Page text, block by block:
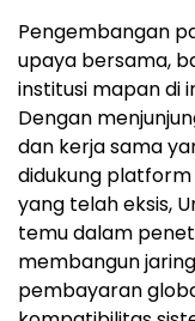
Pengembangan
upaya bersama,
institusi mapan di
Dengan
dan kerja sama
didukung
yang telah eksis,
temu dalam
membangun
pembayaran